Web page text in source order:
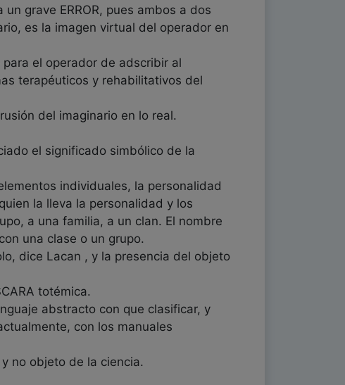
grave ERROR, pues ambos a dos
es la imagen virtual del operador en
el operador de adscribir al
terapéuticos y rehabilitativos del
del imaginario en lo real.
el significado simbólico de la
individuales, la personalidad
la lleva la personalidad y los
a una familia, a un clan. El nombre
una clase o un grupo.
dice Lacan , y la presencia del objeto
totémica.
abstracto con que clasificar, y
con los manuales
no objeto de la ciencia.